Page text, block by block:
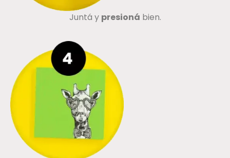
Juntá y presioná bien.